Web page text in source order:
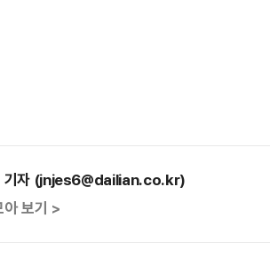
기자 (jnjes6@dailian.co.kr)
아 보기 >